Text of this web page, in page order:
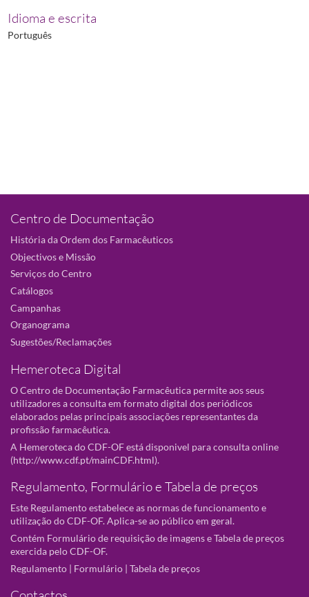
Idioma e escrita
Português
Centro de Documentação
História da Ordem dos Farmacêuticos
Objectivos e Missão
Serviços do Centro
Catálogos
Campanhas
Organograma
Sugestões/Reclamações
Hemeroteca Digital
O Centro de Documentação Farmacêutica permite aos seus
utilizadores a consulta em formato digital dos periódicos
elaborados pelas principais associações representantes da
profissão farmacêutica.
A Hemeroteca do CDF-OF está disponivel para consulta online
(http://www.cdf.pt/mainCDF.html).
Regulamento, Formulário e Tabela de preços
Este Regulamento estabelece as normas de funcionamento e
utilização do CDF-OF. Aplica-se ao público em geral.
Contém Formulário de requisição de imagens e Tabela de preços
exercida pelo CDF-OF.
Regulamento | Formulário | Tabela de preços